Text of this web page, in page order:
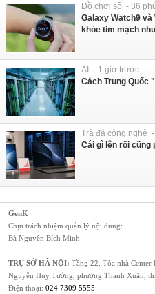
Đồ chơi số - 36
Galaxy Watch9
khỏe tim mạch
AI - 1 giờ trước
Cách Trung Quốc
Trà đá công nghệ
Cái gì lên rồi cũng
GenK
Chịu trách nhiệm quản lý nội dung:
Bà Nguyễn Bích Minh
TRỤ SỞ HÀ NỘI: Tầng 22, Tòa nhà
Nguyễn Huy Tưởng, phường Thanh Xuân,
Điện thoại: 024 7309 5555